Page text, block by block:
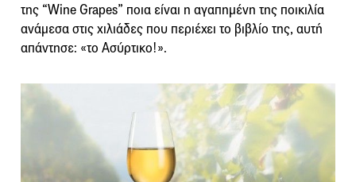
της “Wine Grapes” ποια είναι η αγαπημένη της ποικιλία
ανάμεσα στις χιλιάδες που περιέχει το βιβλίο της, αυτή
απάντησε: «το Ασύρτικο!».